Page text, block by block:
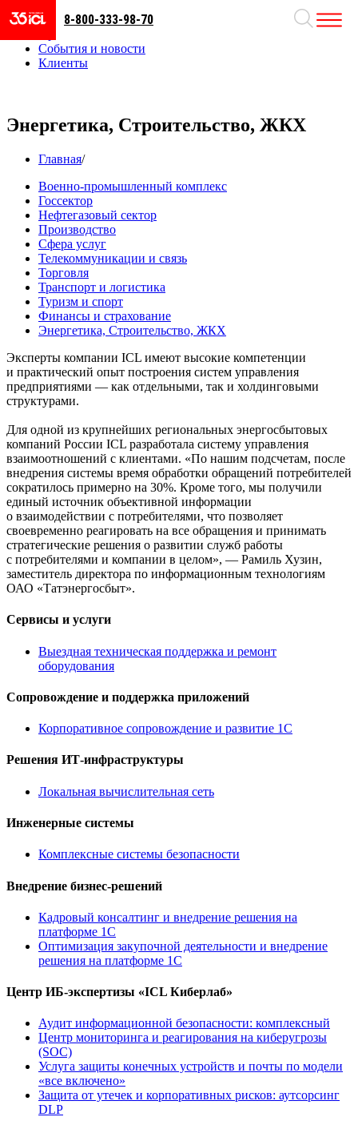
Направления
События и новости
Клиенты
8-800-333-98-70
Энергетика, Строительство, ЖКХ
Главная/
Военно-промышленный комплекс
Госсектор
Нефтегазовый сектор
Производство
Сфера услуг
Телекоммуникации и связь
Торговля
Транспорт и логистика
Туризм и спорт
Финансы и страхование
Энергетика, Строительство, ЖКХ
Эксперты компании ICL имеют высокие компетенции
и практический опыт построения систем управления
предприятиями — как отдельными, так и холдинговыми
структурами.
Для одной из крупнейших региональных энергосбытовых
компаний России ICL разработала систему управления
взаимоотношений с клиентами. «По нашим подсчетам, после
внедрения системы время обработки обращений потребителей
сократилось примерно на 30%. Кроме того, мы получили
единый источник объективной информации
о взаимодействии с потребителями, что позволяет
своевременно реагировать на все обращения и принимать
стратегические решения о развитии служб работы
с потребителями и компании в целом», — Рамиль Хузин,
заместитель директора по информационным технологиям
ОАО «Татэнергосбыт».
Сервисы и услуги
Выездная техническая поддержка и ремонт
оборудования
Сопровождение и поддержка приложений
Корпоративное сопровождение и развитие 1С
Решения ИТ-инфраструктуры
Локальная вычислительная сеть
Инженерные системы
Комплексные системы безопасности
Внедрение бизнес-решений
Кадровый консалтинг и внедрение решения на
платформе 1С
Оптимизация закупочной деятельности и внедрение
решения на платформе 1С
Центр ИБ-экспертизы «ICL Киберлаб»
Аудит информационной безопасности: комплексный
Центр мониторинга и реагирования на киберугрозы
(SOC)
Услуга защиты конечных устройств и почты по модели
«все включено»
Защита от утечек и корпоративных рисков: аутсорсинг
DLP